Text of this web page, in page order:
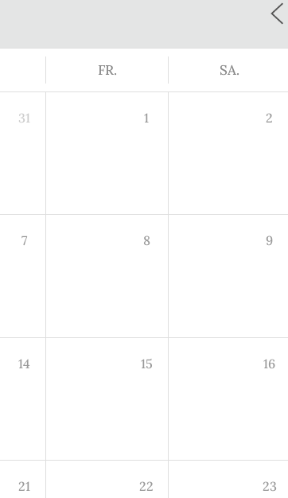
FR. SA.
31 1 2
7 8 9
14 15 16
21 22 23